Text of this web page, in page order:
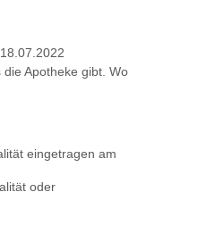
Apotheke gibt. Wo
eingetragen am
oder